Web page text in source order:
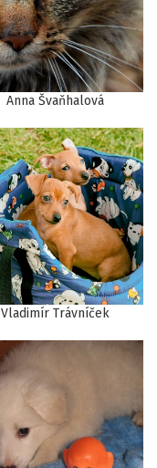
Anna Švaňhalová
Vladimír Trávníček